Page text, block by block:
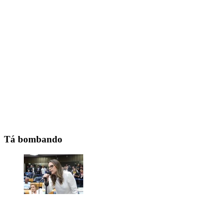
Tá bombando